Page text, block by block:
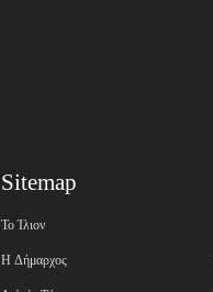
Sitemap
Το Ίλιον
H Δήμαρχος